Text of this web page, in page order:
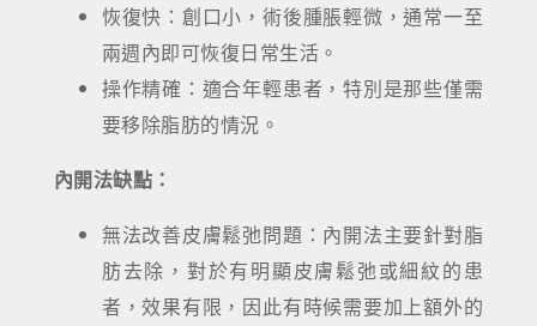
恢復快：創口小，術後腫脹輕微，通常一至
兩週內即可恢復日常生活。
操作精確：適合年輕患者，特別是那些僅需
要移除脂肪的情況。
內開法缺點：
無法改善皮膚鬆弛問題：內開法主要針對脂
肪去除，對於有明顯皮膚鬆弛或細紋的患
者，效果有限，因此有時候需要加上額外的